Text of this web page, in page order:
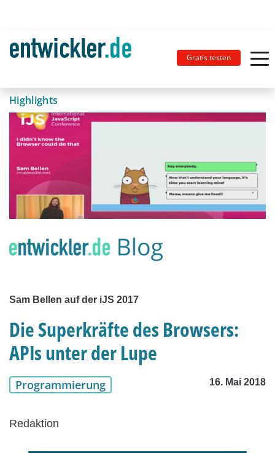
Gratis testen
Highlights
Sam Bellen auf der iJS 2017
Die Superkräfte des Browsers:
APIs unter der Lupe
Programmierung 16. Mai 2018
Redaktion